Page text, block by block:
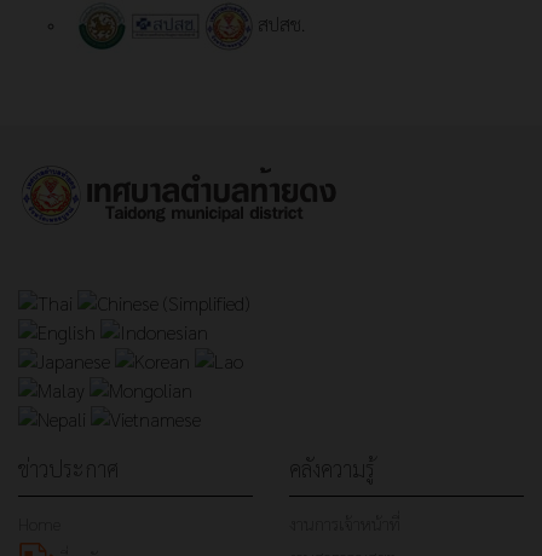
สปสช.
ข่าวประกาศ คลังความรู้